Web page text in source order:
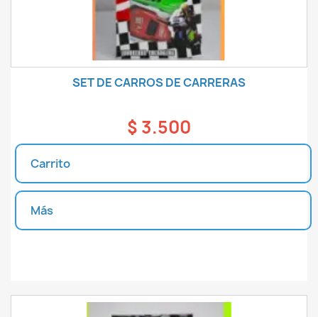
SET DE CARROS DE CARRERAS
$ 3.500
Carrito
Más